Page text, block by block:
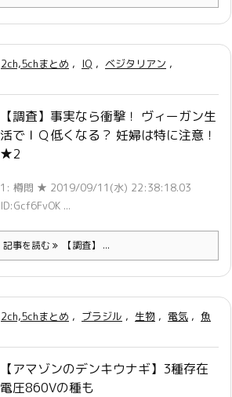
2ch,5chまとめ , IQ , ベジタリアン ,
【調査】事実なら衝撃！ ヴィーガン生
活でＩＱ低くなる？ 妊婦は特に注意！
★2
1: 樽悶 ★ 2019/09/11(水) 22:38:18.03
ID:Gcf6FvOK ...
記事を読む 【調査】 ...
2ch,5chまとめ , ブラジル , 生物 , 電気 , 魚
【アマゾンのデンキウナギ】3種存在
電圧860Vの種も